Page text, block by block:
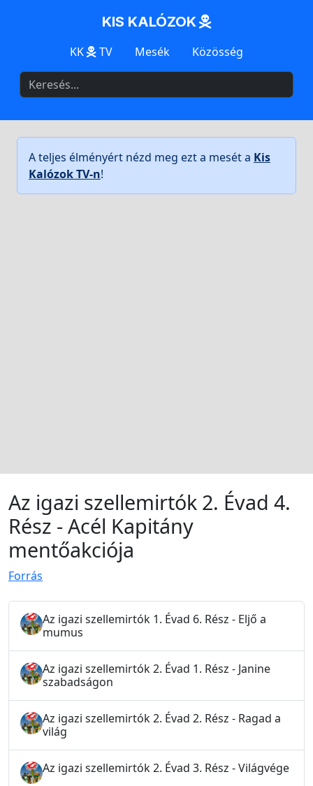
KIS KALÓZOK
KK TV Mesék Közösség
A teljes élményért nézd meg ezt a mesét a Kis
Kalózok TV-n!
Az igazi szellemirtók 2. Évad 4.
Rész - Acél Kapitány
mentőakciója
Forrás
Az igazi szellemirtók 1. Évad 6. Rész - Eljő a
mumus
Az igazi szellemirtók 2. Évad 1. Rész - Janine
szabadságon
Az igazi szellemirtók 2. Évad 2. Rész - Ragad a
világ
Az igazi szellemirtók 2. Évad 3. Rész - Világvége